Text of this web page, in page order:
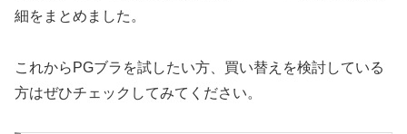
細をまとめました。
これからPGブラを試したい方、買い替えを検討している
方はぜひチェックしてみてください。